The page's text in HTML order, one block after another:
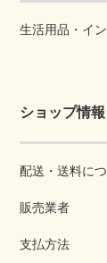
生活用品・イ
ショップ情報
配送・送料に
販売業者
支払方法